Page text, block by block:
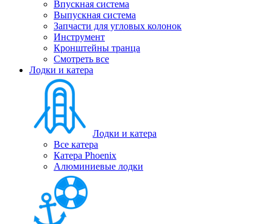
Впускная система
Выпускная система
Запчасти для угловых колонок
Инструмент
Кронштейны транца
Смотреть все
Лодки и катера
Лодки и катера
Все катера
Катера Phoenix
Алюминиевые лодки